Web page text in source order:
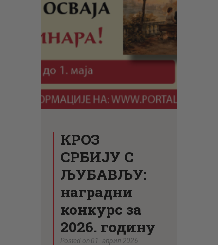
ПИСМО
КРОЗ
СРБИЈУ С
ЉУБАВЉУ:
наградни
конкурс за
2026. годину
Posted on 01. април 2026